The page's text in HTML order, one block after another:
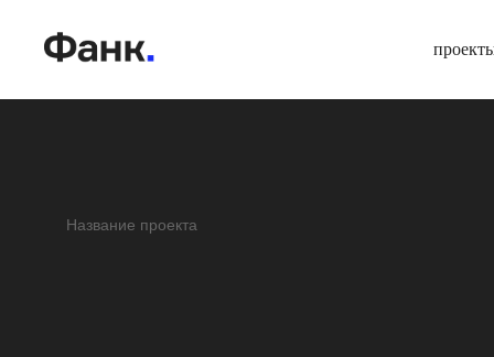
Название проекта